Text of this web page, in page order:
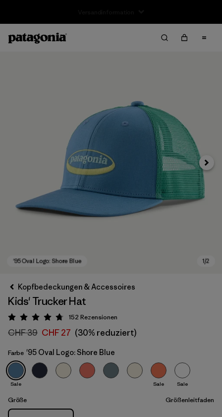
'95 Oval Logo: Shore Blue
Kopfbedeckungen & Accessoires
Kids' Trucker Hat
Bewertung: 4.7 / 5
152 Rezensionen
CHF 39 CHF 27 (30% reduziert)
Farbe '95 Oval Logo: Shore Blue
Sale Sale Sale
Größe Größenleitfaden